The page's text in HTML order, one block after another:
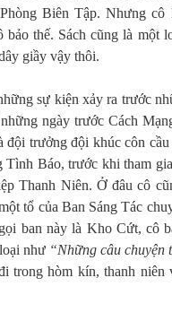
Biên Tập. Nhưng cô
bảo thế. Sách cũng là một
giầy vậy thôi.
sự kiện xảy ra trước
ngày trước Cách
đội trưởng đội khúc côn
Tình Báo, trước khi tham
Thanh Niên. Ở đâu cô
tổ của Ban Sáng Tác
ban này là Kho Cứt, cô
như “Những câu chuyện
trong hòm kín, thanh